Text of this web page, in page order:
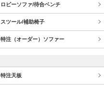
ロビーソファ/待合ベンチ
スツール/補助椅子
特注（オーダー）ソファー
特注天板